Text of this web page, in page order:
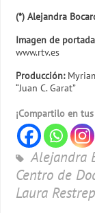
(*) Alejandra
Imagen de portada
www.rtv.es
Producción:
“Juan C. Garat”
¡Compartilo en
Alejandra
Centro de
Laura